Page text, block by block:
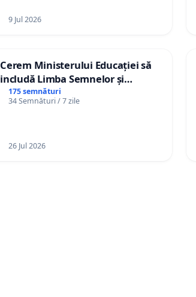
9 Jul 2026
Cerem Ministerului Educației să
includă Limba Semnelor și
alfabetul Braille în școlile din
Republica Moldova!
175 semnături
34 Semnături / 7 zile
26 Jul 2026